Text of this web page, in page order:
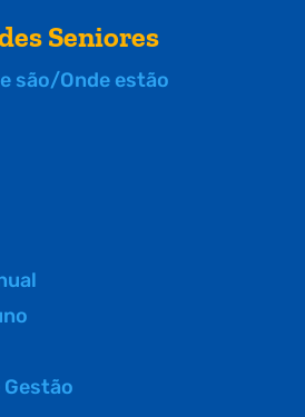
Seniores
são/Onde estão